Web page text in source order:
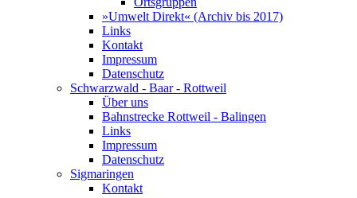
»Umwelt Direkt« (Archiv bis 2017)
Links
Kontakt
Impressum
Datenschutz
Schwarzwald - Baar - Rottweil
Über uns
Bahnstrecke Rottweil - Balingen
Links
Impressum
Datenschutz
Sigmaringen
Kontakt